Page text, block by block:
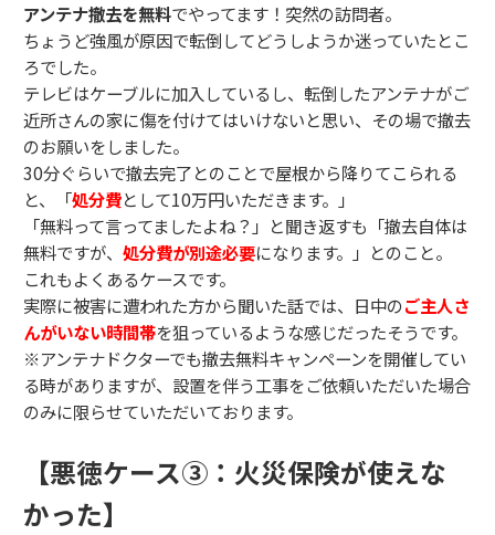
アンテナ撤去を無料でやってます！突然の訪問者。
ちょうど強風が原因で転倒してどうしようか迷っていたとこ
ろでした。
テレビはケーブルに加入しているし、転倒したアンテナがご
近所さんの家に傷を付けてはいけないと思い、その場で撤去
のお願いをしました。
30分ぐらいで撤去完了とのことで屋根から降りてこられる
と、「処分費として10万円いただきます。」
「無料って言ってましたよね？」と聞き返すも「撤去自体は
無料ですが、 処分費が別途必要になります。」とのこと。
これもよくあるケースです。
実際に被害に遭われた方から聞いた話では、日中のご主人さ
んがいない時間帯を狙っているような感じだったそうです。
※アンテナドクターでも撤去無料キャンペーンを開催してい
る時がありますが、設置を伴う工事をご依頼いただいた場合
のみに限らせていただいております。
【悪徳ケース③：火災保険が使えな
かった】